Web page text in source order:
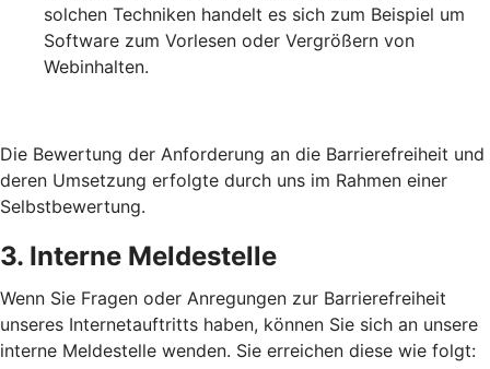
solchen Techniken handelt es sich zum Beispiel um
Software zum Vorlesen oder Vergrößern von
Webinhalten.
Die Bewertung der Anforderung an die Barrierefreiheit und
deren Umsetzung erfolgte durch uns im Rahmen einer
Selbstbewertung.
3. Interne Meldestelle
Wenn Sie Fragen oder Anregungen zur Barrierefreiheit
unseres Internetauftritts haben, können Sie sich an unsere
interne Meldestelle wenden. Sie erreichen diese wie folgt: